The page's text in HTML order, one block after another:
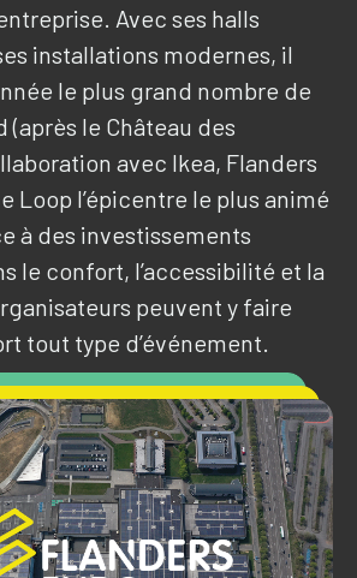
Avec ses halls
installations modernes, il
le plus grand nombre de
(après le Château des
avec Ikea, Flanders
Loop l’épicentre le plus animé
à des investissements
le confort, l’accessibilité et la
peuvent y faire
tout type d’événement.